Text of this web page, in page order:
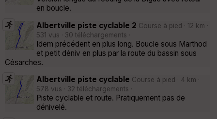
en boucle.
Albertville piste cyclable 2 Course à pied · 12 km ·
531 vus · 30 téléchargements ·
Idem précédent en plus long. Boucle sous Marthod
et petit déniv en plus par la route du bassin sous
Césarches.
Albertville piste cyclable Course à pied · 4 km ·
578 vus · 32 téléchargements ·
Piste cyclable et route. Pratiquement pas de
dénivelé.